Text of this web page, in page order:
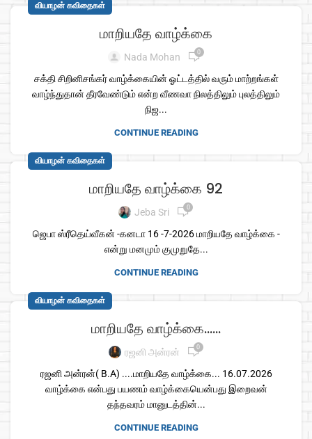
வியாழன் கவிதைகள்
மாறியதே வாழ்க்கை
Nada Mohan 0
சக்தி சிறினிசங்கர் வாழ்க்கையின் ஓட்டத்தில் வரும் மாற்றங்கள்
வாழ்ந்துதான் தீரவேண்டும் என்ற வீணவா நிலத்திலும் புலத்திலும்
நிஜ...
CONTINUE READING
வியாழன் கவிதைகள்
மாறியதே வாழ்க்கை 92
Jeba Sri 0
ஜெபா ஸ்ரீதெய்வீகன் -கனடா 16 -7-2026 மாறியதே வாழ்க்கை -
என்று மனமும் குமுறுதே...
CONTINUE READING
வியாழன் கவிதைகள்
மாறியதே வாழ்க்கை……
ரஜனி அன்ரன் 0
ரஜனி அன்ரன்( B.A) ....மாறியதே வாழ்க்கை... 16.07.2026
வாழ்க்கை என்பது பயணம் வாழ்க்கையென்பது இறைவன்
தந்தவரம் மானுடத்தின்...
CONTINUE READING